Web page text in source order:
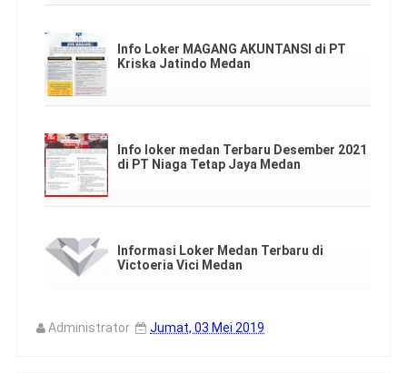
Info Loker MAGANG AKUNTANSI di PT
Kriska Jatindo Medan
Info loker medan Terbaru Desember 2021
di PT Niaga Tetap Jaya Medan
Informasi Loker Medan Terbaru di
Victoeria Vici Medan
Administrator Jumat, 03 Mei 2019